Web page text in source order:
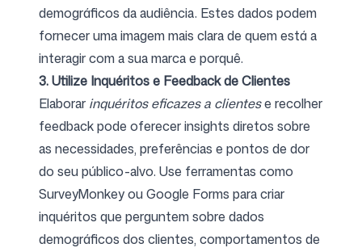
demográficos da audiência. Estes dados podem
fornecer uma imagem mais clara de quem está a
interagir com a sua marca e porquê.
3. Utilize Inquéritos e Feedback de Clientes
Elaborar inquéritos eficazes a clientese recolher
feedback pode oferecer insights diretos sobre
as necessidades, preferências e pontos de dor
do seu público-alvo. Use ferramentas como
SurveyMonkey ou Google Forms para criar
inquéritos que perguntem sobre dados
demográficos dos clientes, comportamentos de